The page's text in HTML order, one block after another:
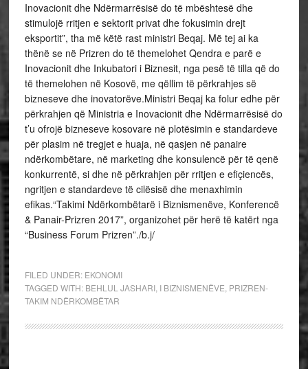
Inovacionit dhe Ndërmarrësisë do të mbështesë dhe
stimulojë rritjen e sektorit privat dhe fokusimin drejt
eksportit”, tha më këtë rast ministri Beqaj. Më tej ai ka
thënë se në Prizren do të themelohet Qendra e parë e
Inovacionit dhe Inkubatori i Biznesit, nga pesë të tilla që do
të themelohen në Kosovë, me qëllim të përkrahjes së
bizneseve dhe inovatorëve.Ministri Beqaj ka folur edhe për
përkrahjen që Ministria e Inovacionit dhe Ndërmarrësisë do
t’u ofrojë bizneseve kosovare në plotësimin e standardeve
për plasim në tregjet e huaja, në qasjen në panaire
ndërkombëtare, në marketing dhe konsulencë për të qenë
konkurrentë, si dhe në përkrahjen për rritjen e efiçiencës,
ngritjen e standardeve të cilësisë dhe menaxhimin
efikas.“Takimi Ndërkombëtarë i Biznismenëve, Konferencë
& Panair-Prizren 2017”, organizohet për herë të katërt nga
“Business Forum Prizren”./b.j/
FILED UNDER: EKONOMI
TAGGED WITH: BEHLUL JASHARI, I BIZNISMENËVE PRIZREN-
TAKIM NDËRKOMBËTAR